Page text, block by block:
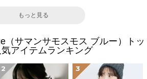
もっと見る
（サマンサモスモス ブルー）トッ
アイテムランキング
2 3